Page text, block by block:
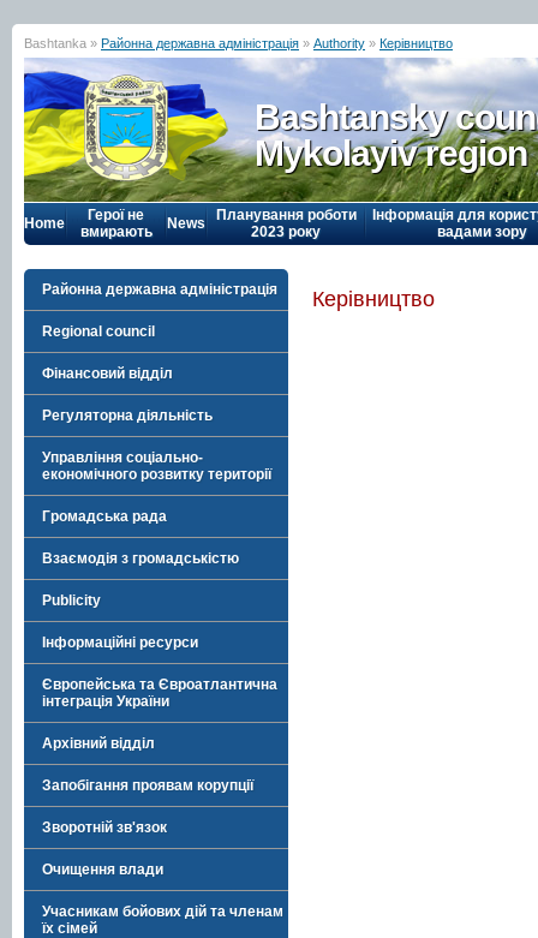
Bashtanka » Районна державна адміністрація » Authority » Керівництво
Bashtansky
Mykolayiv region
Home
Герої не
вмирають
News
Планування роботи
2023 року
Інформація для
вадами зору
Районна державна адміністрація
Regional council
Фінансовий відділ
Регуляторна діяльність
Управління соціально-
економічного розвитку території
Громадська рада
Взаємодія з громадськістю
Publicity
Інформаційні ресурси
Європейська та Євроатлантична
інтеграція України
Архівний відділ
Запобігання проявам корупції
Зворотній зв'язок
Очищення влади
Учасникам бойових дій та членам
їх сімей
Керівництво